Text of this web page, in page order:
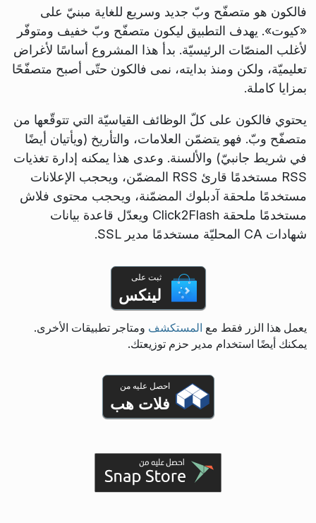
فالكون هو متصفّح وبّ جديد وسريع للغاية مبنيّ على
«كيوت». يهدف التطبيق ليكون متصفّح وبّ خفيف ومتوفّر
لأغلب المنصّات الرئيسيّة. بدأ هذا المشروع أساسًا لأغراض
تعليميّة، ولكن ومنذ بدايته، نمى فالكون حتّى أصبح متصفّحًا
بمزايا كاملة.
يحتوي فالكون على كلّ الوظائف القياسيّة التي تتوقّعها من
متصفّح وبّ. فهو يتضمّن العلامات، والتأريخ (ويأتيان أيضًا
في شريط جانبيّ) والألسنة. وعدى هذا يمكنه إدارة تغذيات
RSS مستخدمًا قارئ RSS المضمّن، ويحجب الإعلانات
مستخدمًا ملحقة آدبلوك المضمّنة، ويحجب محتوى فلاش
مستخدمًا ملحقة Click2Flash ويعدّل قاعدة بيانات
شهادات CA المحليّة مستخدمًا مدير SSL.
ثبت على
لينكس
يعمل هذا الزر فقط مع المستكشف ومتاجر تطبيقات الأخرى.
يمكنك أيضًا استخدام مدير حزم توزيعتك.
احصل عليه من
فلات هب